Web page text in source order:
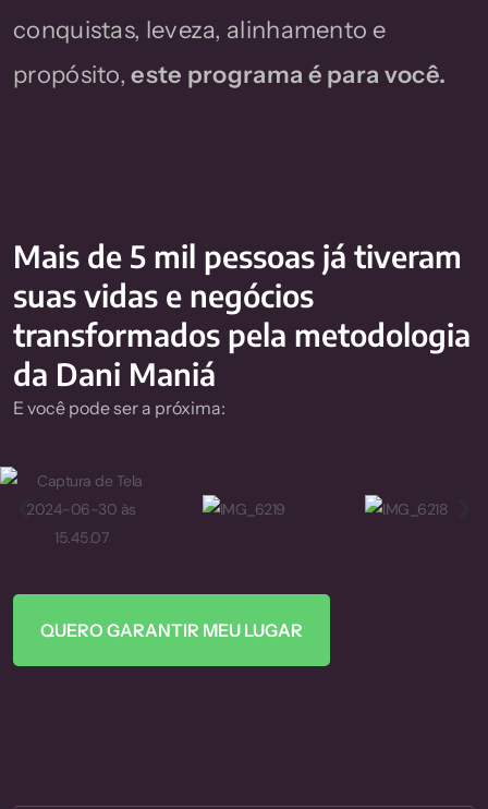
conquistas, leveza, alinhamento e
propósito,este programa é para você.
Mais de 5 mil pessoas já tiveram
suas vidas e negócios
transformados pela metodologia
da Dani Maniá
E você pode ser a próxima:
QUERO GARANTIR MEU LUGAR